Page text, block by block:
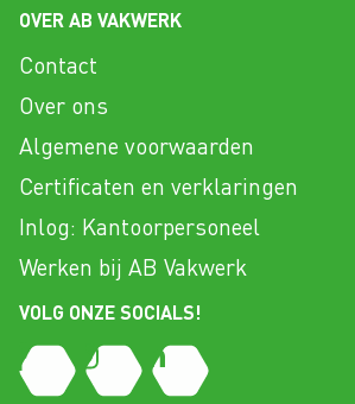
OVER AB VAKWERK
Contact
Over ons
Algemene voorwaarden
Certificaten en verklaringen
Inlog: Kantoorpersoneel
Werken bij AB Vakwerk
VOLG ONZE SOCIALS!